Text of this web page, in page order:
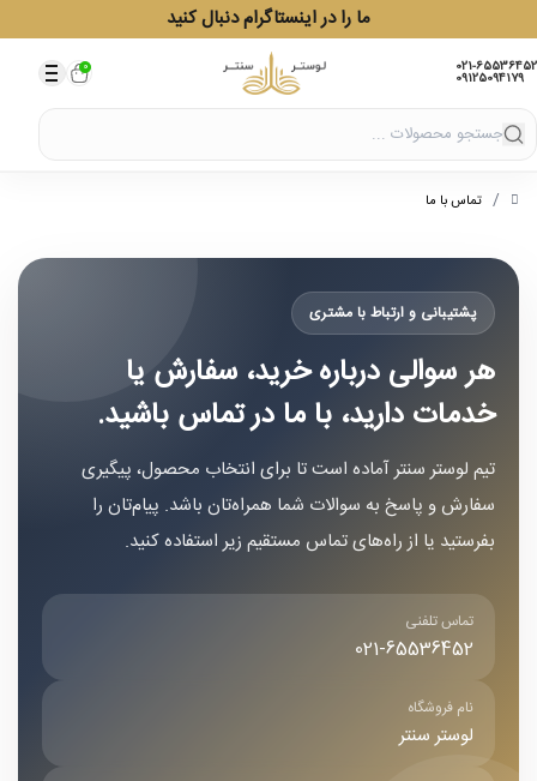
ما را در اینستاگرام دنبال کنید
021-65536452
09125094179
0
/ تماس با ما
پشتیبانی و ارتباط با مشتری
هر سوالی درباره خرید، سفارش یا
خدمات دارید، با ما در تماس باشید.
تیم لوستر سنتر آماده است تا برای انتخاب محصول، پیگیری
سفارش و پاسخ به سوالات شما همراه‌تان باشد. پیام‌تان را
بفرستید یا از راه‌های تماس مستقیم زیر استفاده کنید.
تماس تلفنی
021-65536452
نام فروشگاه
لوستر سنتر